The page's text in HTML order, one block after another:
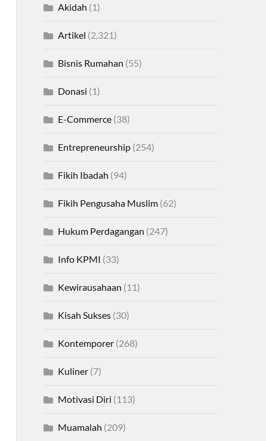
Akidah (1)
Artikel (2,321)
Bisnis Rumahan (55)
Donasi (1)
E-Commerce(38)
Entrepreneurship(254)
Fikih Ibadah (94)
Fikih Pengusaha Muslim(62)
Hukum Perdagangan (247)
Info KPMI (33)
Kewirausahaan (11)
Kisah Sukses(30)
Kontemporer(268)
Kuliner(7)
Motivasi Diri (113)
Muamalah (209)